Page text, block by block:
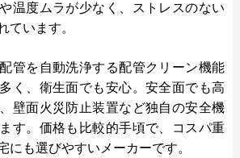
温度ムラが少なく、ストレスのない
ています。
管を自動洗浄する配管クリーン機能
く、衛生面でも安心。安全面でも高
壁面火災防止装置など独自の安全機
す。価格も比較的手頃で、コスパ重
にも選びやすいメーカーです。